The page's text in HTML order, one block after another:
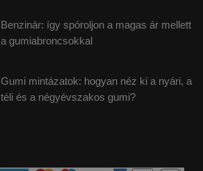
Benzinár: így spóroljon a magas ár mellett
a gumiabroncsokkal
Gumi mintázatok: hogyan néz ki a nyári, a
téli és a négyévszakos gumi?